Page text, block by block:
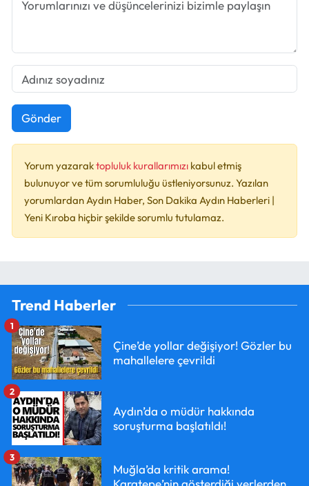
Gönder
Yorum yazaraktopluluk kurallarımızı kabul etmiş
bulunuyor ve tüm sorumluluğu üstleniyorsunuz. Yazılan
yorumlardan Aydın Haber, Son Dakika Aydın Haberleri |
Yeni Kıroba hiçbir şekilde sorumlu tutulamaz.
Trend Haberler
Çine’de yollar değişiyor! Gözler bu
mahallelere çevrildi
1
Aydın’da o müdür hakkında
soruşturma başlatıldı!
2
Muğla’da kritik arama!
3